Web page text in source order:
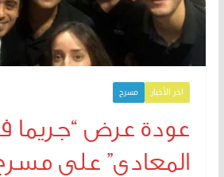
اخر الأخبار مسرح
عودة عرض “جريما
المعادي” على